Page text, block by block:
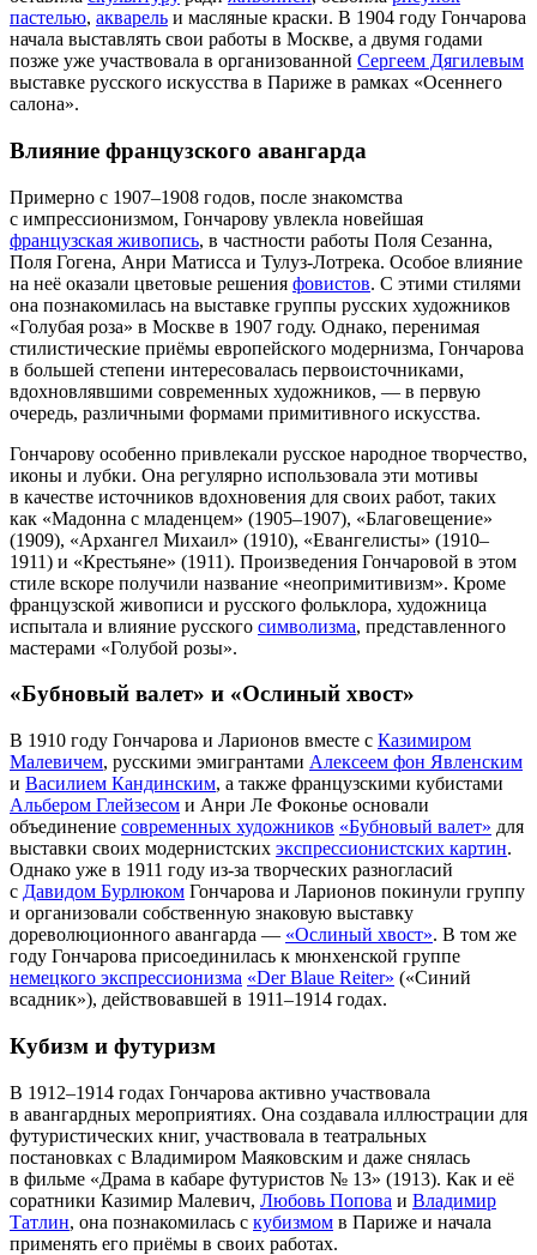
пастелью, акварель и масляные краски. В 1904 году Гончарова
начала выставлять свои работы в Москве, а двумя годами
позже уже участвовала в организованной Сергеем Дягилевым
выставке русского искусства в Париже в рамках «Осеннего
салона».
Влияние французского авангарда
Примерно с 1907–1908 годов, после знакомства
с импрессионизмом, Гончарову увлекла новейшая
французская живопись, в частности работы Поля Сезанна,
Поля Гогена, Анри Матисса и Тулуз-Лотрека. Особое влияние
на неё оказали цветовые решения фовистов. С этими стилями
она познакомилась на выставке группы русских художников
«Голубая роза» в Москве в 1907 году. Однако, перенимая
стилистические приёмы европейского модернизма, Гончарова
в большей степени интересовалась первоисточниками,
вдохновлявшими современных художников, — в первую
очередь, различными формами примитивного искусства.
Гончарову особенно привлекали русское народное творчество,
иконы и лубки. Она регулярно использовала эти мотивы
в качестве источников вдохновения для своих работ, таких
как «Мадонна с младенцем» (1905–1907), «Благовещение»
(1909), «Архангел Михаил» (1910), «Евангелисты» (1910–
1911) и «Крестьяне» (1911). Произведения Гончаровой в этом
стиле вскоре получили название «неопримитивизм». Кроме
французской живописи и русского фольклора, художница
испытала и влияние русского символизма, представленного
мастерами «Голубой розы».
«Бубновый валет» и «Ослиный хвост»
В 1910 году Гончарова и Ларионов вместе с Казимиром
Малевичем, русскими эмигрантами Алексеем фон Явленским
и Василием Кандинским, а также французскими кубистами
Альбером Глейзесом и Анри Ле Фоконье основали
объединение современных художников «Бубновый валет» для
выставки своих модернистских экспрессионистских картин.
Однако уже в 1911 году из-за творческих разногласий
с Давидом Бурлюком Гончарова и Ларионов покинули группу
и организовали собственную знаковую выставку
дореволюционного авангарда — «Ослиный хвост». В том же
году Гончарова присоединилась к мюнхенской группе
немецкого экспрессионизма «Der Blaue Reiter» («Синий
всадник»), действовавшей в 1911–1914 годах.
Кубизм и футуризм
В 1912–1914 годах Гончарова активно участвовала
в авангардных мероприятиях. Она создавала иллюстрации для
футуристических книг, участвовала в театральных
постановках с Владимиром Маяковским и даже снялась
в фильме «Драма в кабаре футуристов № 13» (1913). Как и её
соратники Казимир Малевич, Любовь Попова и Владимир
Татлин, она познакомилась с кубизмом в Париже и начала
применять его приёмы в своих работах.